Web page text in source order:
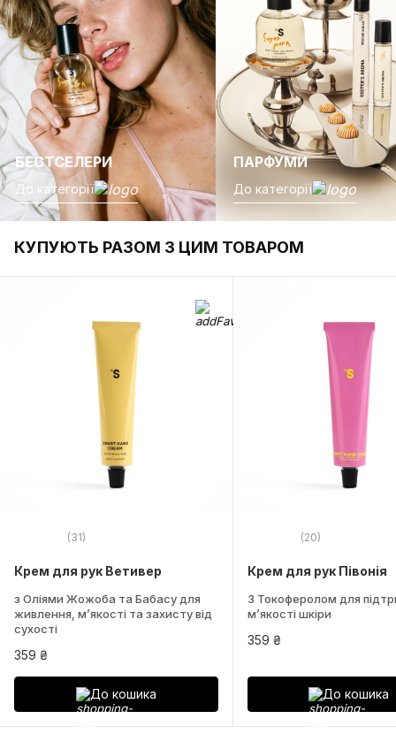
БЕСТСЕЛЕРИ
До категорії
ПАРФУМИ
До категорії
КУПУЮТЬ РАЗОМ З ЦИМ ТОВАРОМ
(31)
Крем для рук Ветивер
з Оліями Жожоба та Бабасу для
живлення, м’якості та захисту від
сухості
359 ₴
До кошика
(20)
Крем для рук Півонія
З Токоферолом для
м’якості шкіри
359 ₴
До кошика